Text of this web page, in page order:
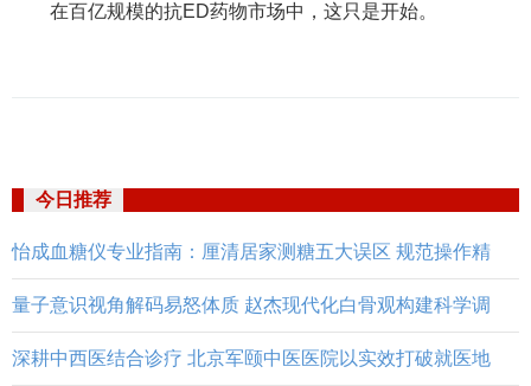
在百亿规模的抗ED药物市场中，这只是开始。
今日推荐
怡成血糖仪专业指南：厘清居家测糖五大误区 规范操作精
量子意识视角解码易怒体质 赵杰现代化白骨观构建科学调
深耕中西医结合诊疗 北京军颐中医医院以实效打破就医地